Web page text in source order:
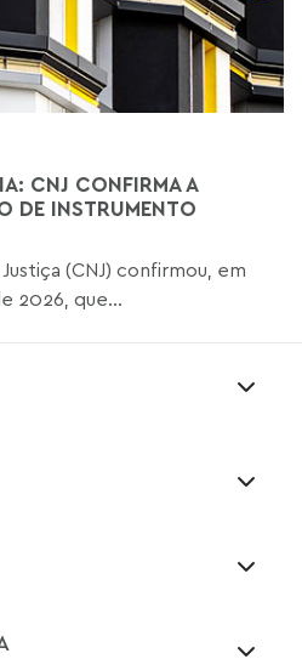
CNJ CONFIRMA A
DE INSTRUMENTO
(CNJ) confirmou, em
2026, que...